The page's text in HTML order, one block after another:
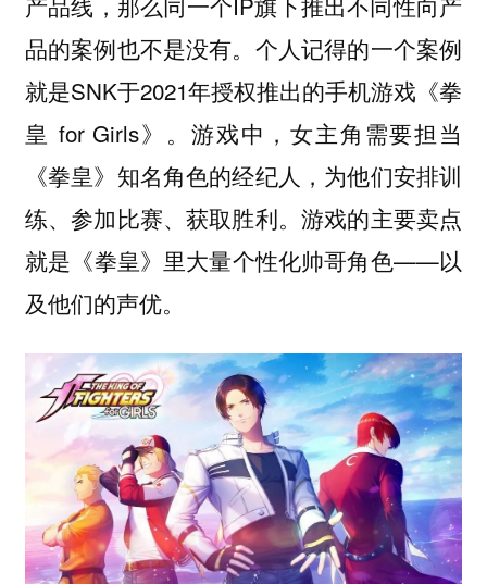
品的案例也不是没有。个人记得的一个案例
就是SNK于2021年授权推出的手机游戏《拳
皇 for Girls》。游戏中，女主角需要担当
《拳皇》知名角色的经纪人，为他们安排训
练、参加比赛、获取胜利。游戏的主要卖点
就是《拳皇》里大量个性化帅哥角色——以
及他们的声优。